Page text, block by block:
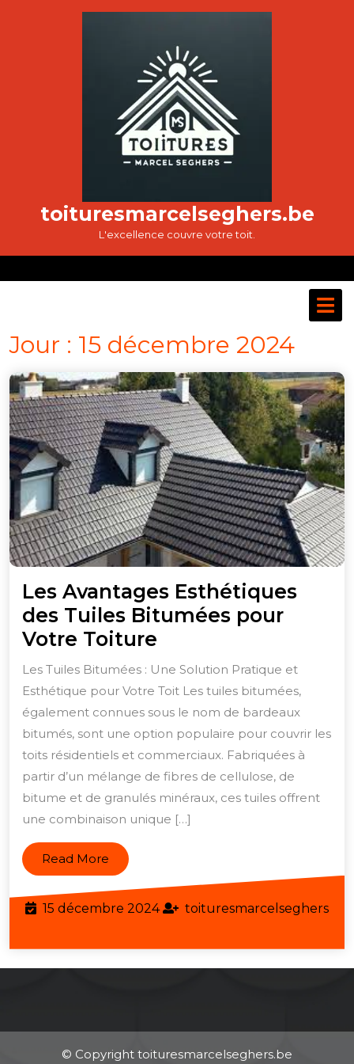
toituresmarcelseghers.be
L'excellence couvre votre toit.
Jour : 15 décembre 2024
Les Avantages Esthétiques
des Tuiles Bitumées pour
Votre Toiture
Avantages
Esthétiques
des
Tuiles
Bitumées
pour
Votre
Toiture
Les Tuiles Bitumées : Une Solution Pratique et
Esthétique pour Votre Toit Les tuiles bitumées,
également connues sous le nom de bardeaux
bitumés, sont une option populaire pour couvrir les
toits résidentiels et commerciaux. Fabriquées à
partir d’un mélange de fibres de cellulose, de
bitume et de granulés minéraux, ces tuiles offrent
une combinaison unique […]
Read More Read
More
15 décembre 202415
2024
toituresmarcelseghers
© Copyright toituresmarcelseghers.be